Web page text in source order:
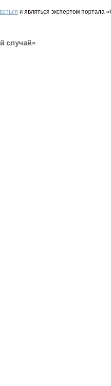
и являться экспертом портала
случай»